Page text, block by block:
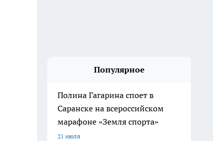
Популярное
Полина Гагарина споет в
Саранске на всероссийском
марафоне «Земля спорта»
21 июля